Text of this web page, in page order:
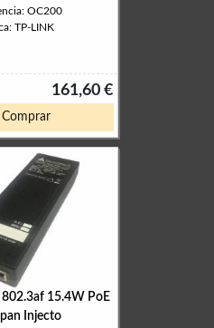
OC200
TP-LINK
161,60 €
15.4W PoE
Injecto